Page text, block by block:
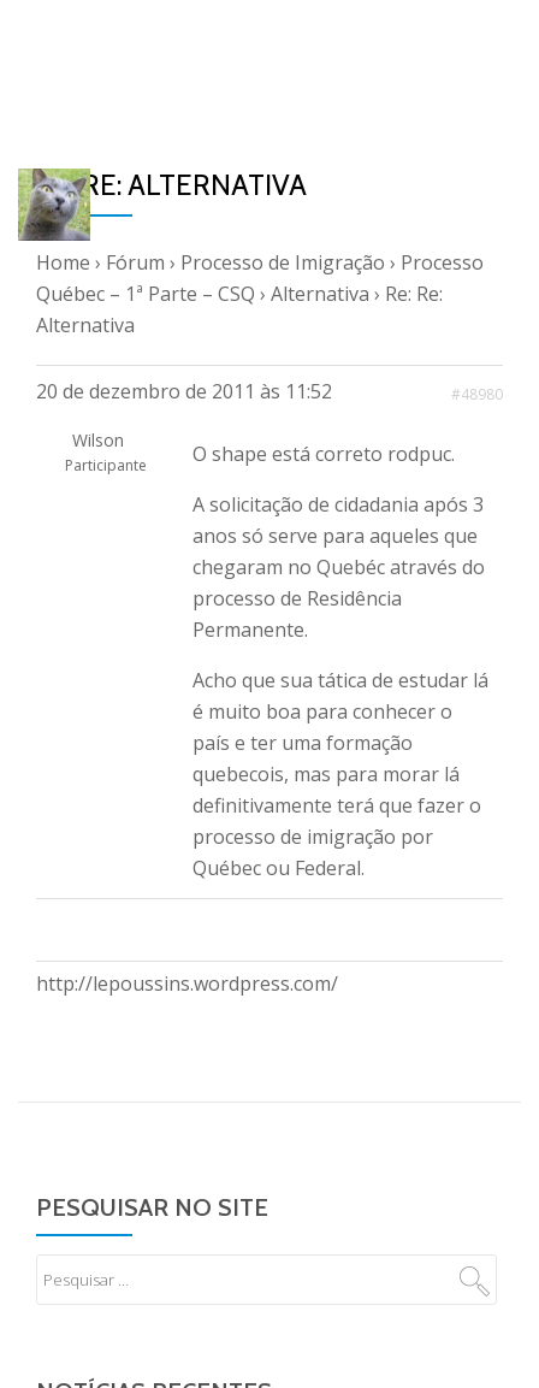
RE: RE: ALTERNATIVA
Home › Fórum › Processo de Imigração › Processo
Québec – 1ª Parte – CSQ › Alternativa › Re: Re:
Alternativa
20 de dezembro de 2011 às 11:52 #48980
Wilson
Participante
O shape está correto rodpuc.
A solicitação de cidadania após 3
anos só serve para aqueles que
chegaram no Quebéc através do
processo de Residência
Permanente.
Acho que sua tática de estudar lá
é muito boa para conhecer o
país e ter uma formação
quebecois, mas para morar lá
definitivamente terá que fazer o
processo de imigração por
Québec ou Federal.
http://lepoussins.wordpress.com/
PESQUISAR NO SITE